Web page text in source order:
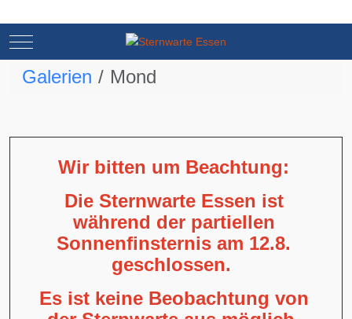
Mobile Menu Toggle
Galerien Mond
Wir bitten um Beachtung:
Die Sternwarte Essen ist
während der partiellen
Sonnenfinsternis am 12.8.
geschlossen.
Es ist keine Beobachtung von